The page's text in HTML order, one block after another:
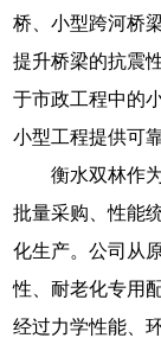
桥、小型跨河桥
提升桥梁的抗震
于市政工程中的
小型工程提供可
衡水双林作
批量采购、性能
化生产。公司从
性、耐老化专用
经过力学性能、